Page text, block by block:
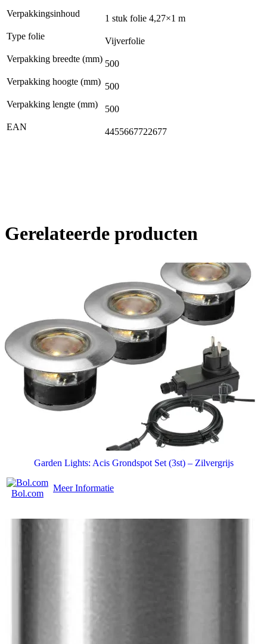
Verpakkingsinhoud
1 stuk folie 4,27×1 m
Type folie
Vijverfolie
Verpakking breedte (mm) 500
Verpakking hoogte (mm) 500
Verpakking lengte (mm)
500
EAN
4455667722677
Gerelateerde producten
Garden Lights: Acis Grondspot Set (3st) – Zilvergrijs
Bol.com
Meer Informatie